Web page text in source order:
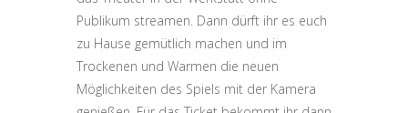
Publikum streamen. Dann dürft ihr es euch
zu Hause gemütlich machen und im
Trockenen und Warmen die neuen
Möglichkeiten des Spiels mit der Kamera